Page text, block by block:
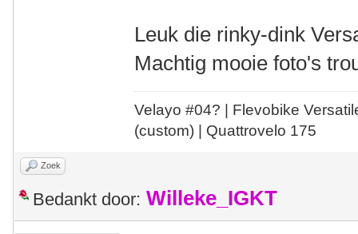
Leuk die rinky-dink
Machtig mooie foto's
Velayo #04? | Flevobike
(custom) | Quattrovelo 175
Zoek
Bedankt door: Willeke_IGKT